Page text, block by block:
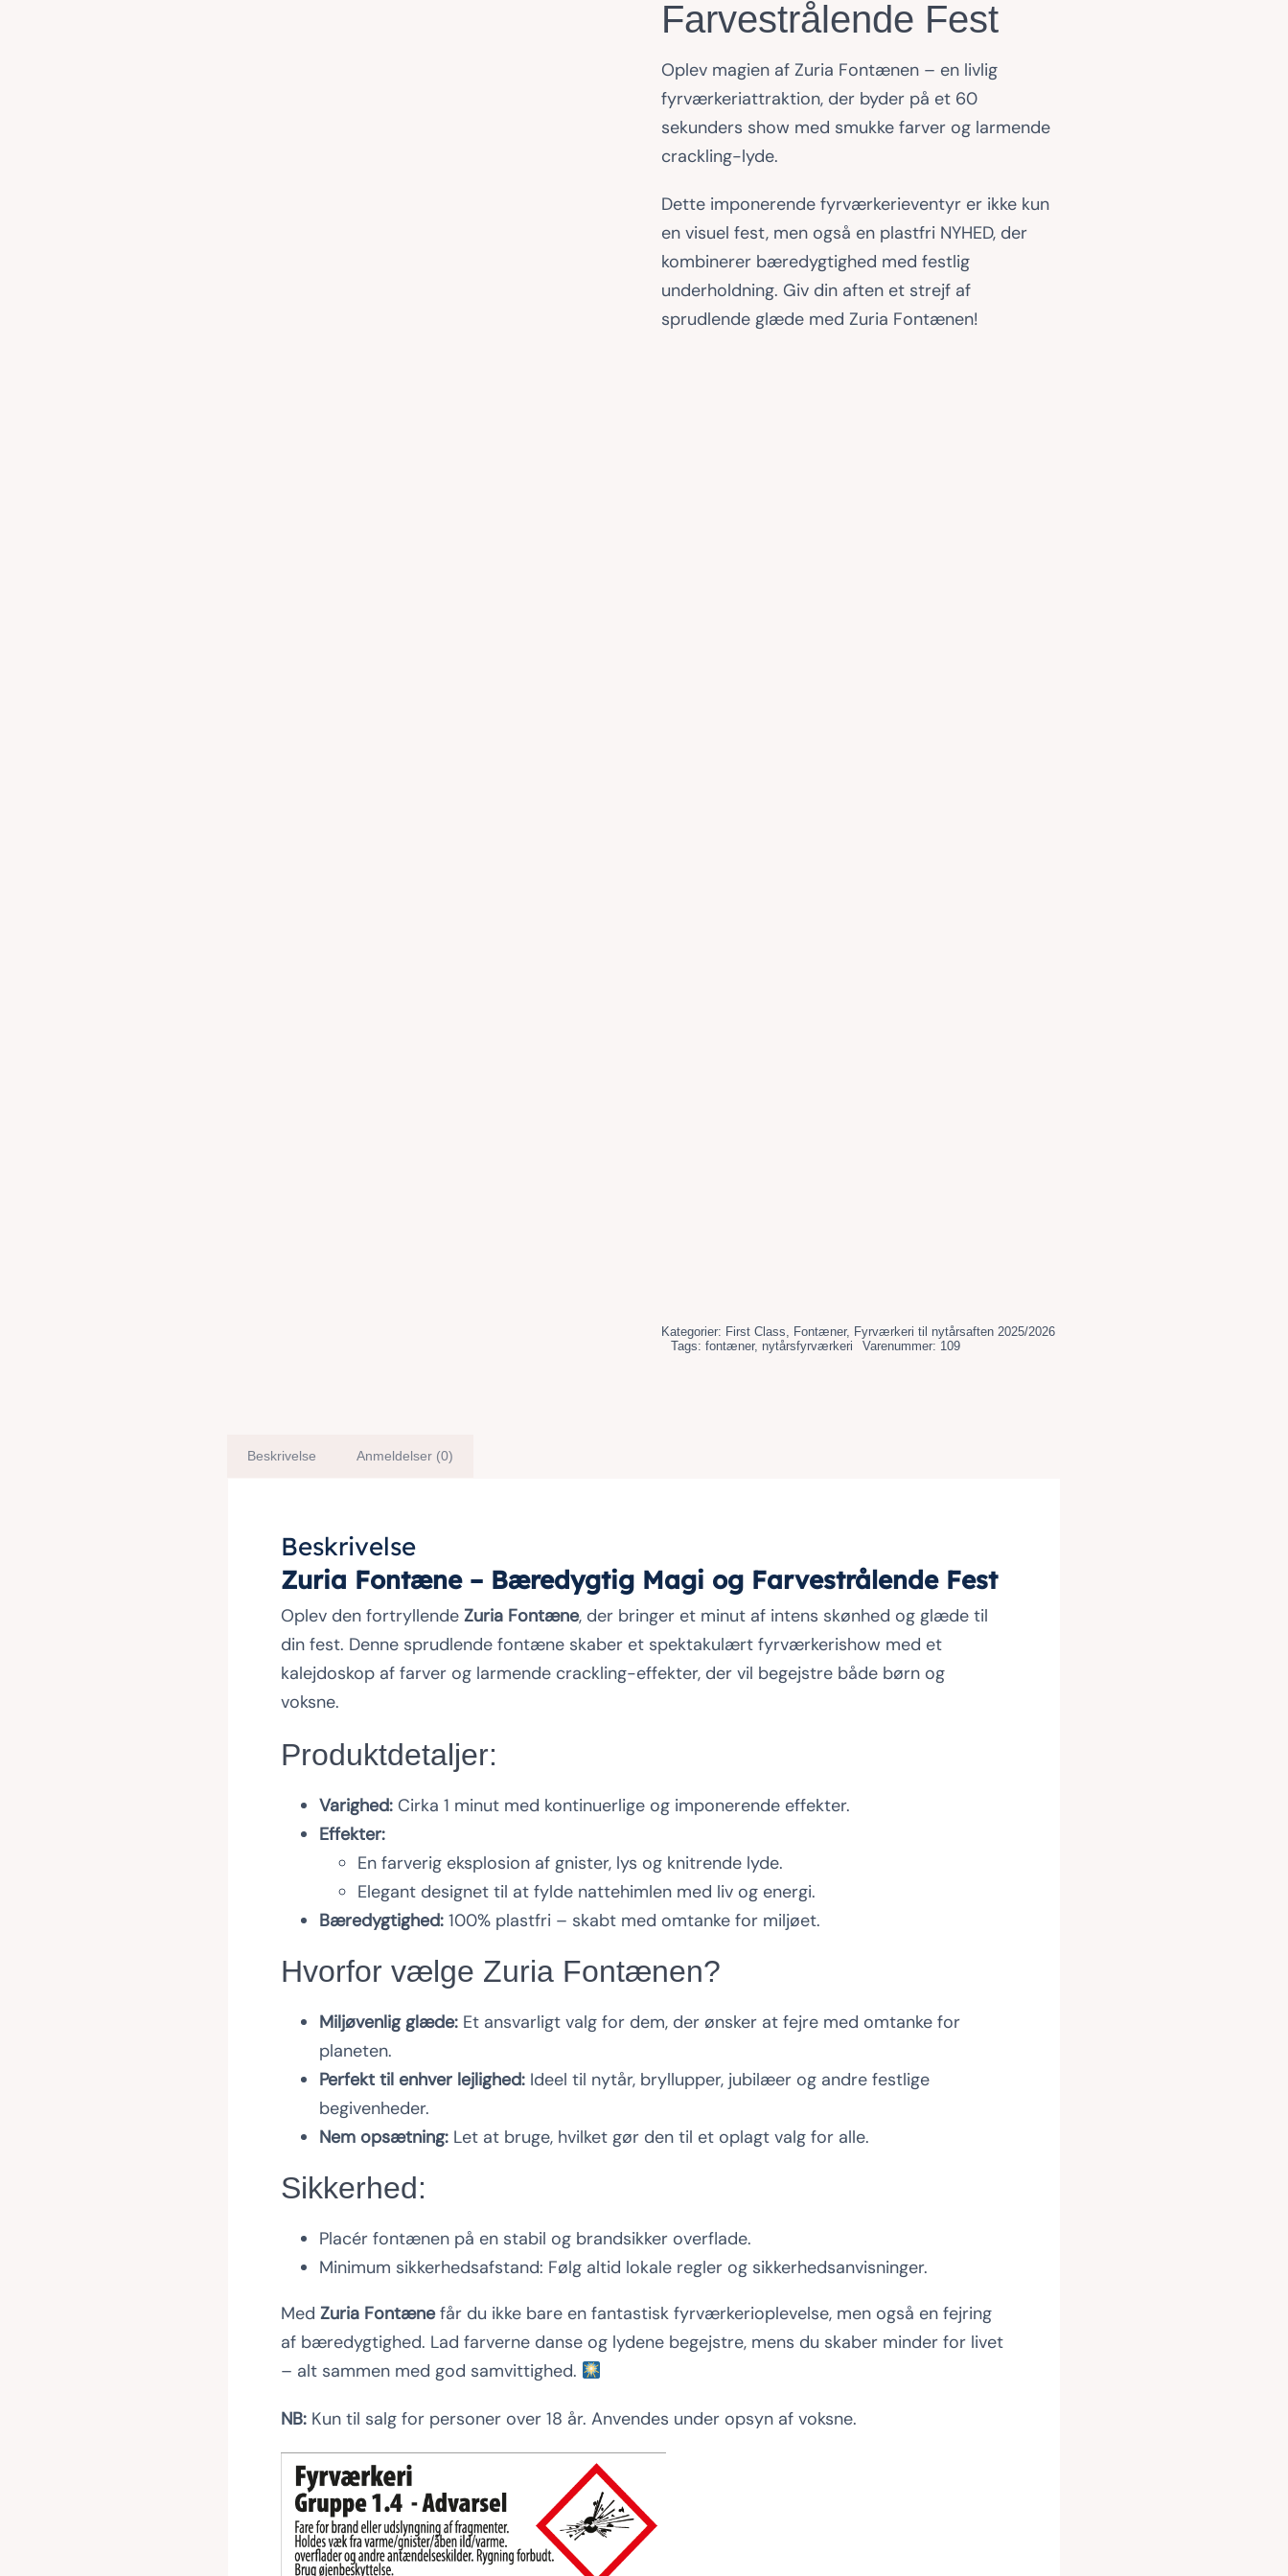
Farvestrålende Fest
Oplev magien af Zuria Fontænen – en livlig
fyrværkeriattraktion, der byder på et 60
sekunders show med smukke farver og larmende
crackling-lyde.
Dette imponerende fyrværkerieventyr er ikke kun
en visuel fest, men også en plastfri NYHED, der
kombinerer bæredygtighed med festlig
underholdning. Giv din aften et strejf af
sprudlende glæde med Zuria Fontænen!
Kategorier: First Class, Fontæner, Fyrværkeri til nytårsaften 2025/2026
Tags: fontæner, nytårsfyrværkeri Varenummer: 109
Beskrivelse Anmeldelser (0)
Beskrivelse
Zuria Fontæne – Bæredygtig Magi og Farvestrålende Fest
Oplev den fortryllendeZuria Fontæne, der bringer et minut af intens skønhed og glæde til
din fest. Denne sprudlende fontæne skaber et spektakulært fyrværkerishow med et
kalejdoskop af farver og larmende crackling-effekter, der vil begejstre både børn og
voksne.
Produktdetaljer:
Varighed: Cirka 1 minut med kontinuerlige og imponerende effekter.
Effekter:
En farverig eksplosion af gnister, lys og knitrende lyde.
Elegant designet til at fylde nattehimlen med liv og energi.
Bæredygtighed: 100% plastfri – skabt med omtanke for miljøet.
Hvorfor vælge Zuria Fontænen?
Miljøvenlig glæde: Et ansvarligt valg for dem, der ønsker at fejre med omtanke for
planeten.
Perfekt til enhver lejlighed: Ideel til nytår, bryllupper, jubilæer og andre festlige
begivenheder.
Nem opsætning: Let at bruge, hvilket gør den til et oplagt valg for alle.
Sikkerhed:
Placér fontænen på en stabil og brandsikker overflade.
Minimum sikkerhedsafstand: Følg altid lokale regler og sikkerhedsanvisninger.
MedZuria Fontænefår du ikke bare en fantastisk fyrværkerioplevelse, men også en fejring
af bæredygtighed. Lad farverne danse og lydene begejstre, mens du skaber minder for livet
– alt sammen med god samvittighed.
NB: Kun til salg for personer over 18 år. Anvendes under opsyn af voksne.